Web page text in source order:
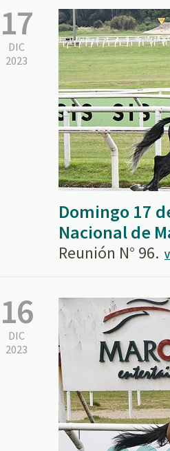
17
DIC
2023
Domingo 17
Nacional de
Reunión N° 96.
16
DIC
2023